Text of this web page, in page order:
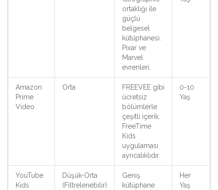
ortaklığı ile
güçlü
belgesel
kütüphanesi.
Pixar ve
Marvel
evrenleri.
Amazon
Prime
Video
Orta
FREEVEE gibi
ücretsiz
bölümlerle
çeşitli içerik.
FreeTime
Kids
uygulaması
ayrıcalıklıdır.
0-10
Yaş
YouTube
Kids
Düşük-Orta
(Filtrelenebilir)
Geniş
kütüphane
Her
Yaş